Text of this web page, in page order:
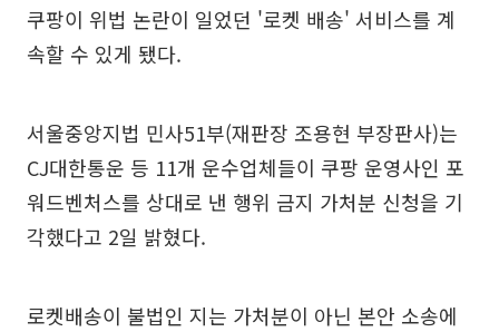
쿠팡이 위법 논란이 일었던 '로켓 배송' 서비스를 계
속할 수 있게 됐다.
서울중앙지법 민사51부(재판장 조용현 부장판사)는
CJ대한통운 등 11개 운수업체들이 쿠팡 운영사인 포
워드벤처스를 상대로 낸 행위 금지 가처분 신청을 기
각했다고 2일 밝혔다.
로켓배송이 불법인 지는 가처분이 아닌 본안 소송에